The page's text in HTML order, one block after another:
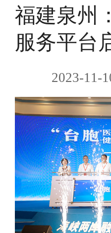
福建泉州
服务平台
2023-11-